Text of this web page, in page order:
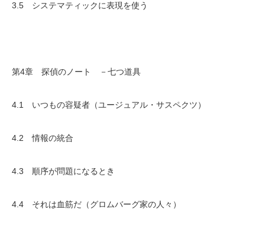
3.5 システマティックに表現を使う
第4章 探偵のノート －七つ道具
4.1 いつもの容疑者（ユージュアル・サスペクツ）
4.2 情報の統合
4.3 順序が問題になるとき
4.4 それは血筋だ（グロムバーグ家の人々）